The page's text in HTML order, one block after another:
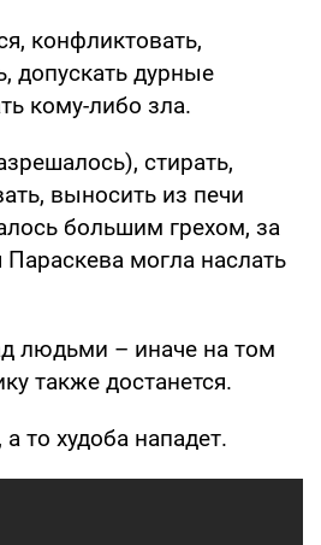
конфликтовать,
допускать дурные
кому-либо зла.
стирать,
выносить из печи
большим грехом, за
могла наслать
людьми – иначе на том
также достанется.
то худоба нападет.